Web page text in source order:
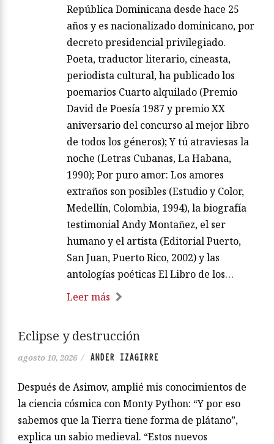
República Dominicana desde hace 25
años y es nacionalizado dominicano, por
decreto presidencial privilegiado.
Poeta, traductor literario, cineasta,
periodista cultural, ha publicado los
poemarios Cuarto alquilado (Premio
David de Poesía 1987 y premio XX
aniversario del concurso al mejor libro
de todos los géneros); Y tú atraviesas la
noche (Letras Cubanas, La Habana,
1990); Por puro amor: Los amores
extraños son posibles (Estudio y Color,
Medellín, Colombia, 1994), la biografía
testimonial Andy Montañez, el ser
humano y el artista (Editorial Puerto,
San Juan, Puerto Rico, 2002) y las
antologías poéticas El Libro de los…
Leer más
Eclipse y destrucción
agosto 10, 2026 / ANDER IZAGIRRE
Después de Asimov, amplié mis conocimientos de
la ciencia cósmica con Monty Python: “Y por eso
sabemos que la Tierra tiene forma de plátano”,
explica un sabio medieval. “Estos nuevos